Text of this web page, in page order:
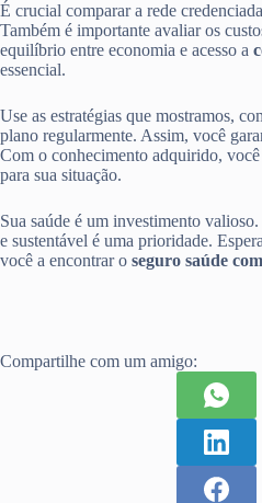
É crucial comparar a rede
Também é importante avaliar os
equilíbrio entre economia e acesso a
essencial.
Use as estratégias que mostramos,
plano regularmente. Assim, você
Com o conhecimento adquirido,
para sua situação.
Sua saúde é um investimento
e sustentável é uma prioridade.
você a encontrar o seguro saúde
Compartilhe com um amigo: